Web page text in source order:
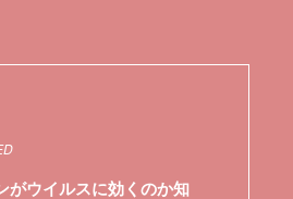
がウイルスに効くのか知